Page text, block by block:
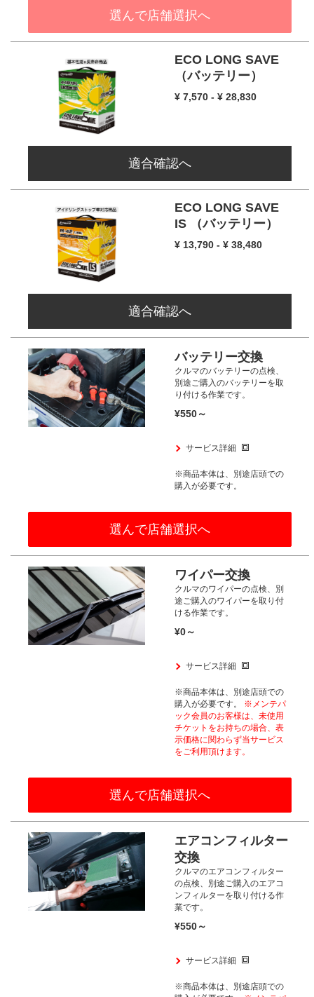
選んで店舗選択へ
ECO LONG SAVE
（バッテリー）
¥ 7,570 - ¥ 28,830
適合確認へ
ECO LONG SAVE
IS （バッテリー）
¥ 13,790 - ¥ 38,480
適合確認へ
バッテリー交換
クルマのバッテリーの点検、
別途ご購入のバッテリーを取
り付ける作業です。
¥550～
サービス詳細
※商品本体は、別途店頭での
購入が必要です。
選んで店舗選択へ
ワイパー交換
クルマのワイパーの点検、 別
途ご購入のワイパーを取り付
ける作業です。
¥0～
サービス詳細
※商品本体は、別途店頭での
購入が必要です。
※メンテパ
ック会員のお客様は、未使用
チケットをお持ちの場合、表
示価格に関わらず当サービス
をご利用頂けます。​
選んで店舗選択へ
エアコンフィルター
交換
クルマのエアコンフィルター
の点検、 別途ご購入のエアコ
ンフィルターを取り付ける作
業です。
¥550～
サービス詳細
※商品本体は、別途店頭での